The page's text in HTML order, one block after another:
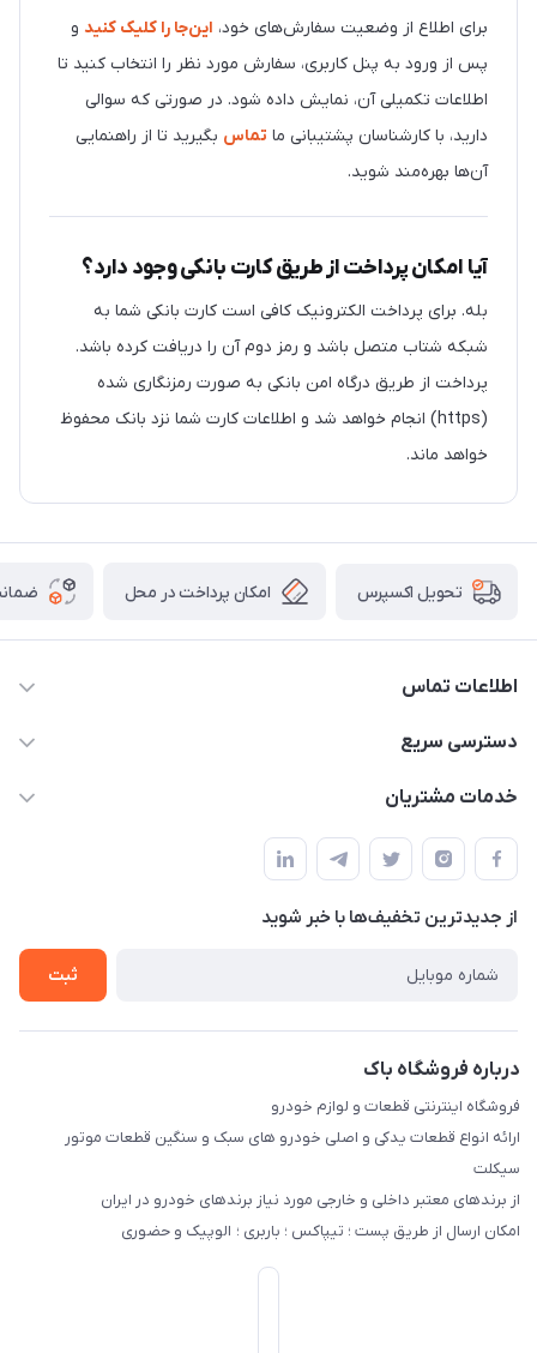
برای اطلاع از وضعیت سفارش‌های خود، این‌جا را کلیک کنید و
پس از ورود به پنل کاربری، سفارش مورد نظر را انتخاب کنید تا
اطلاعات تکمیلی آن، نمایش داده شود. در صورتی که سوالی
دارید، با کارشناسان پشتیبانی ما تماس بگیرید تا از راهنمایی
آن‌ها بهره‌مند شوید.
آیا امکان پرداخت از طریق کارت بانکی وجود دارد؟
بله. برای پرداخت الکترونیک کافی است کارت بانکی شما به
شبکه شتاب متصل باشد و رمز دوم آن را دریافت کرده باشد.
پرداخت از طریق درگاه امن بانکی به صورت رمزنگاری شده
(https) انجام خواهد شد و اطلاعات کارت شما نزد بانک محفوظ
خواهد ماند.
تحویل اکسپرس امکان پرداخت در محل
اطلاعات تماس
09021000855
دسترسی سریع
حساب کاربری
لیست محصولات
درباره ما
خدمات مشتریان
قوانین و مقررات
حریم خصوصی
راهنما
از جدید‌ترین تخفیف‌ها با‌ خبر شوید
ثبت
درباره فروشگاه باک
فروشگاه اینترنتی قطعات و لوازم خودرو
ارائه انواع قطعات یدکی و اصلی خودرو های سبک و سنگین قطعات موتور
سیکلت
از برندهای معتبر داخلی و خارجی مورد نیاز برندهای خودرو در ایران
امکان ارسال از طریق پست ؛ تیپاکس ؛ باربری ؛ الوپیک و حضوری